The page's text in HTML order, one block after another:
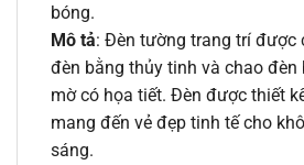
bóng.
Mô tả: Đèn tường trang trí được
đèn bằng thủy tinh và chao đèn
mờ có họa tiết. Đèn được thiết
mang đến vẻ đẹp tinh tế cho
sáng.